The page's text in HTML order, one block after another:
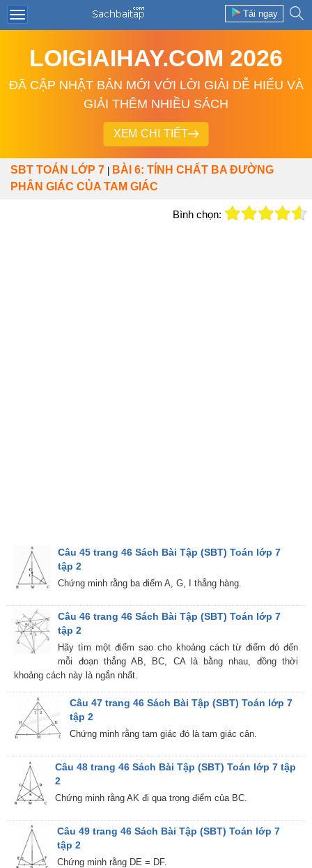
Tải ngay
LOIGIAIHAY.COM 2026
ĐÃ CẬP NHẬT BẢN MỚI VỚI LỜI GIẢI DỄ HIỂU VÀ
GIẢI THÊM NHIỀU SÁCH
XEM CHI TIẾT
SBT TOÁN LỚP 7
BÀI 6: TÍNH CHẤT BA ĐƯỜNG
PHÂN GIÁC CỦA TAM GIÁC
Bình chọn:
Câu 45 trang 46 Sách Bài Tập (SBT) Toán lớp 7
tập 2
Chứng minh rằng ba điểm A, G, I thẳng hàng.
Câu 46 trang 46 Sách Bài Tập (SBT) Toán lớp 7
tập 2
Hãy tìm một điểm sao cho khoảng cách từ điểm đó đến
mỗi đoạn thẳng AB, BC, CA là bằng nhau, đồng thời
khoảng cách này là ngắn nhất.
Câu 47 trang 46 Sách Bài Tập (SBT) Toán lớp 7
tập 2
Chứng minh rằng tam giác đó là tam giác cân.
Câu 48 trang 46 Sách Bài Tập (SBT) Toán lớp 7 tập
2
Chứng minh rằng AK đi qua trọng điểm của BC.
Câu 49 trang 46 Sách Bài Tập (SBT) Toán lớp 7
tập 2
Chứng minh rằng DE = DF.